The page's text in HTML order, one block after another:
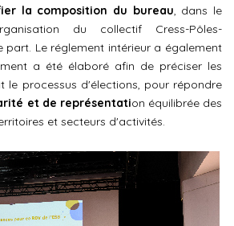
la composition du bureau, dans le
du collectif Cress-Pôles-
part. Le réglement intérieur a également
a été élaboré afin de préciser les
le processus d'élections, pour répondre
et de représentation équilibrée des
et secteurs d'activités.